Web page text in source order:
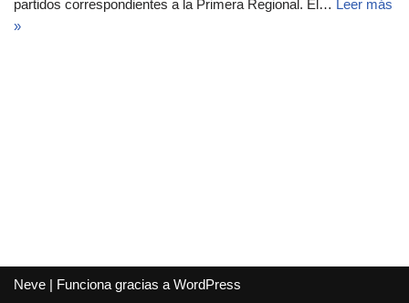
partidos correspondientes a la Primera Regional. El… Leer más
»
Neve | Funciona gracias a WordPress